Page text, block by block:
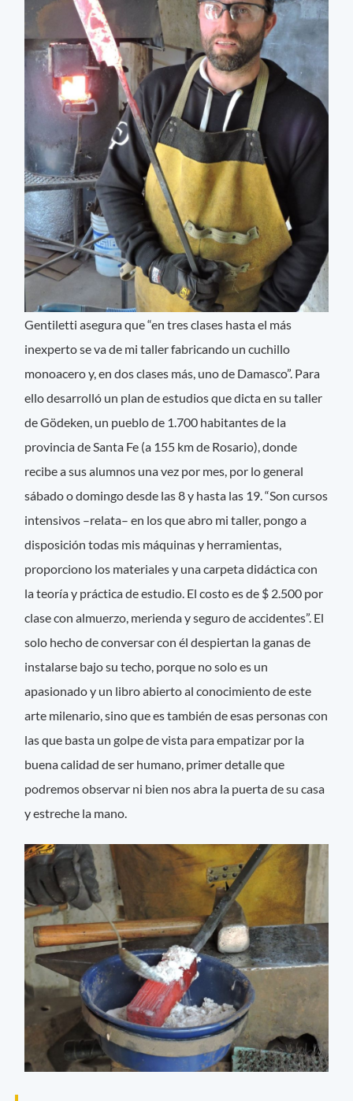
Gentiletti asegura que “en tres clases hasta el más
inexperto se va de mi taller fabricando un cuchillo
monoacero y, en dos clases más, uno de Damasco”. Para
ello desarrolló un plan de estudios que dicta en su taller
de Gödeken, un pueblo de 1.700 habitantes de la
provincia de Santa Fe (a 155 km de Rosario), donde
recibe a sus alumnos una vez por mes, por lo general
sábado o domingo desde las 8 y hasta las 19. “Son cursos
intensivos –relata– en los que abro mi taller, pongo a
disposición todas mis máquinas y herramientas,
proporciono los materiales y una carpeta didáctica con
la teoría y práctica de estudio. El costo es de $ 2.500 por
clase con almuerzo, merienda y seguro de accidentes”. El
solo hecho de conversar con él despiertan la ganas de
instalarse bajo su techo, porque no solo es un
apasionado y un libro abierto al conocimiento de este
arte milenario, sino que es también de esas personas con
las que basta un golpe de vista para empatizar por la
buena calidad de ser humano, primer detalle que
podremos observar ni bien nos abra la puerta de su casa
y estreche la mano.